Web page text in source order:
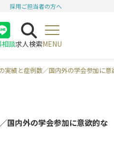
採用ご担当者の方へ
相談
師
求人検索MENU
実績と症例数／国内外の学会参加に
国内外の学会参加に意欲的な